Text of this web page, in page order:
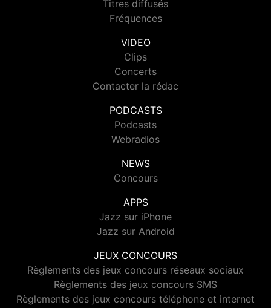
Titres diffusés
Fréquences
VIDEO
Clips
Concerts
Contacter la rédac
PODCASTS
Podcasts
Webradios
NEWS
Concours
APPS
Jazz sur iPhone
Jazz sur Android
JEUX CONCOURS
Règlements des jeux concours réseaux sociaux
Règlements des jeux concours SMS
Règlements des jeux concours téléphone et internet